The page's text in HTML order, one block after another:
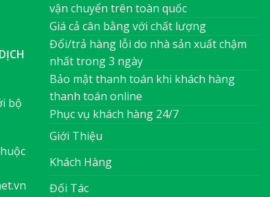
bộ
vận chuyển trên toàn quốc
Giá cả cân bằng với chất lượng
Đổi/trả hàng lỗi do nhà sản xuất chậm
nhất trong 3 ngày
Bảo mật thanh toán khi khách hàng
thanh toán online
Phục vụ khách hàng 24/7
Giới Thiệu
Khách Hàng
Đối Tác